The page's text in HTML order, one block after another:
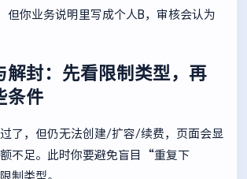
但你业务说明里写成个人B，审核会认为
解封：先看限制类型，再
条件
了，但仍无法创建/扩容/续费，页面会显
不足。此时你要避免盲目“重复下
制类型。